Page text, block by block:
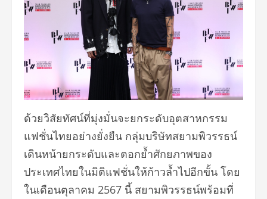
ด้วยวิสัยทัศน์ที่มุ่งมั่นจะยกระดับอุตสาหกรรม
แฟชั่นไทยอย่างยั่งยืน กลุ่มบริษัทสยามพิวรรธน์
เดินหน้ายกระดับและตอกย้ำศักยภาพของ
ประเทศไทยในมิติแฟชั่นให้ก้าวล้ำไปอีกขั้น โดย
ในเดือนตุลาคม 2567 นี้ สยามพิวรรธน์พร้อมที่